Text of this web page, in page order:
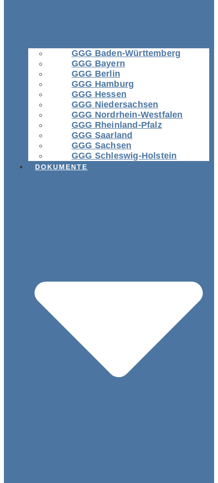
GGG Baden-Württemberg
GGG Bayern
GGG Berlin
GGG Hamburg
GGG Hessen
GGG Niedersachsen
GGG Nordrhein-Westfalen
GGG Rheinland-Pfalz
GGG Saarland
GGG Sachsen
GGG Schleswig-Holstein
DOKUMENTE